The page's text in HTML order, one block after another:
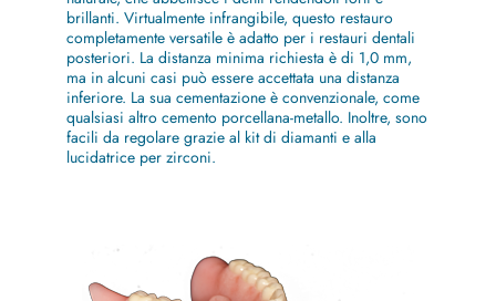
brillanti. Virtualmente infrangibile, questo restauro
completamente versatile è adatto per i restauri dentali
posteriori. La distanza minima richiesta è di 1,0 mm,
ma in alcuni casi può essere accettata una distanza
inferiore. La sua cementazione è convenzionale, come
qualsiasi altro cemento porcellana-metallo. Inoltre, sono
facili da regolare grazie al kit di diamanti e alla
lucidatrice per zirconi.